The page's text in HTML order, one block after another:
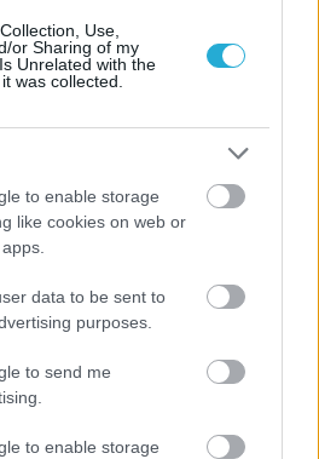
Use,
or Sharing of my
Unrelated with the
was collected.
to enable storage
like cookies on web or
data to be sent to
purposes.
to send me
to enable storage
η Εθνική γυναικών κόντρα
το Παγκόσμιο
– Αντιδρούν οι σύλλογοι